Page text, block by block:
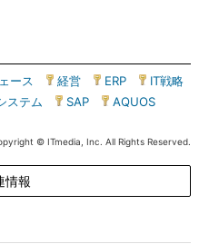
ース 経営 ERP IT戦略
ステム SAP AQUOS
© ITmedia, Inc. All Rights Reserved.
情報